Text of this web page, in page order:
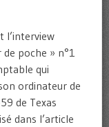
l’interview
poche » n°1
qui
ordinateur de
de Texas
dans l’article